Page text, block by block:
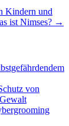
Kindern und
ist Nimses? →
von